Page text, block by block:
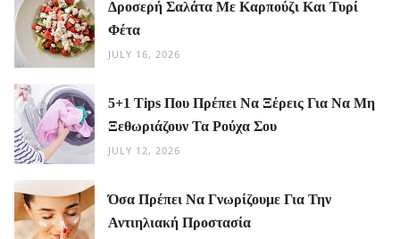
Δροσερή Σαλάτα Με Καρπούζι Και Τυρί
Φέτα
JULY 16, 2026
5+1 Tips Που Πρέπει Να Ξέρεις Για Να Μη
Ξεθωριάζουν Τα Ρούχα Σου
JULY 12, 2026
Όσα Πρέπει Να Γνωρίζουμε Για Την
Αντιηλιακή Προστασία